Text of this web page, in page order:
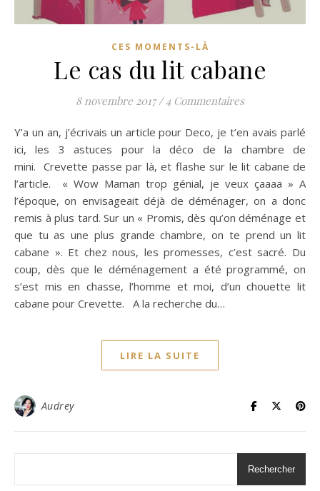
CES MOMENTS-LÀ
Le cas du lit cabane
8 novembre 2017 / 4 Commentaires
Y’a un an, j’écrivais un article pour Deco, je t’en avais parlé
ici, les 3 astuces pour la déco de la chambre de
mini. Crevette passe par là, et flashe sur le lit cabane de
l’article. « Wow Maman trop génial, je veux çaaaa » A
l’époque, on envisageait déjà de déménager, on a donc
remis à plus tard. Sur un « Promis, dès qu’on déménage et
que tu as une plus grande chambre, on te prend un lit
cabane ». Et chez nous, les promesses, c’est sacré. Du
coup, dès que le déménagement a été programmé, on
s’est mis en chasse, l’homme et moi, d’un chouette lit
cabane pour Crevette. A la recherche du…
LIRE LA SUITE
Audrey
Rechercher